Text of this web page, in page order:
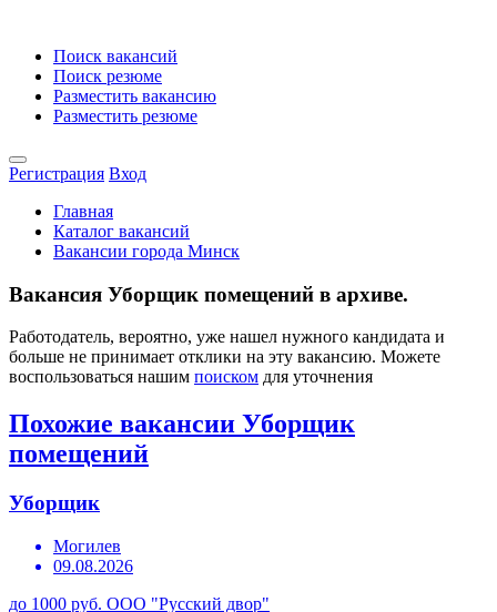
Поиск вакансий
Поиск резюме
Разместить вакансию
Разместить резюме
Регистрация Вход
Главная
Каталог вакансий
Вакансии города Минск
Вакансия Уборщик помещений в архиве.
Работодатель, вероятно, уже нашел нужного кандидата и
больше не принимает отклики на эту вакансию. Можете
воспользоваться нашим поиском для уточнения
Похожие вакансии Уборщик
помещений
Уборщик
Могилев
09.08.2026
до 1000 руб. ООО "Русский двор"